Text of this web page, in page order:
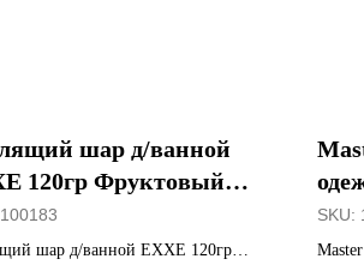
шар д/ванной
120гр Фруктовый
100183
шар д/ванной EXXE 120гр
SKU: